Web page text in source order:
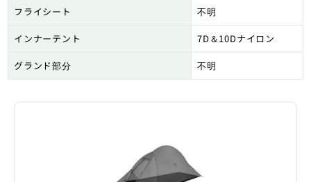
フライシート 不明
インナーテント 7D＆10Dナイロン
グランド部分 不明